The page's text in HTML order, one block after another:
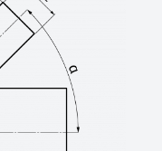
geeignet
d …. /